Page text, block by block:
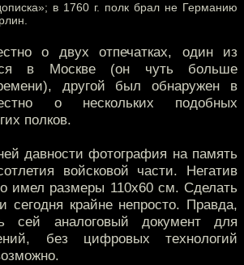
в 1760 г. полк брал не Германию
о двух отпечатках, один из
в Москве (он чуть больше
другой был обнаружен в
о нескольких подобных
полков.
давности фотография на память
войсковой части. Негатив
имел размеры 110х60 см. Сделать
сегодня крайне непросто. Правда,
сей аналоговый документ для
без цифровых технологий